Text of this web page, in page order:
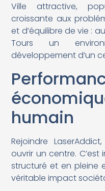
Ville attractive,
croissante aux
et d’équilibre de vie :
Tours un
développement d’un
humain
Rejoindre
ouvrir un centre.
structuré et en pleine
véritable impact